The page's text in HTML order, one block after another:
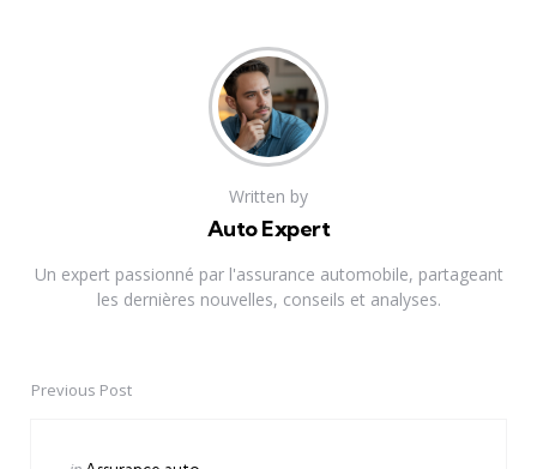
Written by
Auto Expert
Un expert passionné par l'assurance automobile, partageant
les dernières nouvelles, conseils et analyses.
PostPrevious Post